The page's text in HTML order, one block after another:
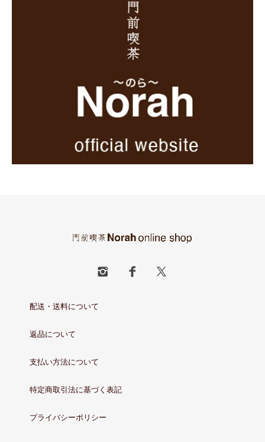
配送・送料について
返品について
支払い方法について
特定商取引法に基づく表記
プライバシーポリシー